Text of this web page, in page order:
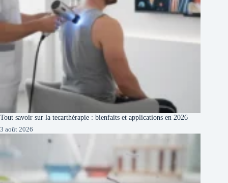
Tout savoir sur la tecarthérapie : bienfaits et applications en 2026
3 août 2026